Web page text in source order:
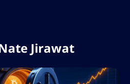
ดชอบในการขยายการ
เพิ่มประสิทธิภาพกลยุทธ์
และนำแนวทาง
Jirawat